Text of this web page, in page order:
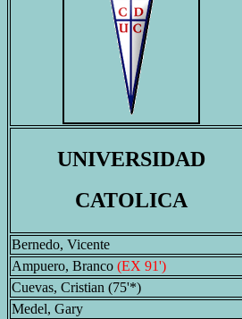
UNIVERSIDAD
CATOLICA
Bernedo, Vicente
Ampuero, Branco (EX 91')
Cuevas, Cristian (75'*)
Medel, Gary